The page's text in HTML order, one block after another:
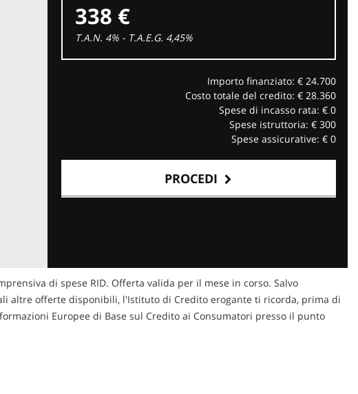
338 €
T.A.N. 4% - T.A.E.G. 4,45%
Importo finanziato: € 24.700
Costo totale del credito: € 28.360
Spese di incasso rata: € 0
Spese istruttoria: € 300
Spese assicurative: € 0
PROCEDI
di spese RID. Offerta valida per il mese in corso. Salvo
altre offerte disponibili, l'Istituto di Credito erogante ti ricorda, prima di
Europee di Base sul Credito ai Consumatori presso il punto